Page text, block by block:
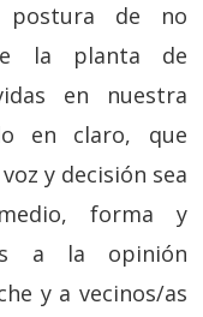
postura de no
la planta de
en nuestra
en claro, que
y decisión sea
forma y
a la opinión
y a vecinos/as